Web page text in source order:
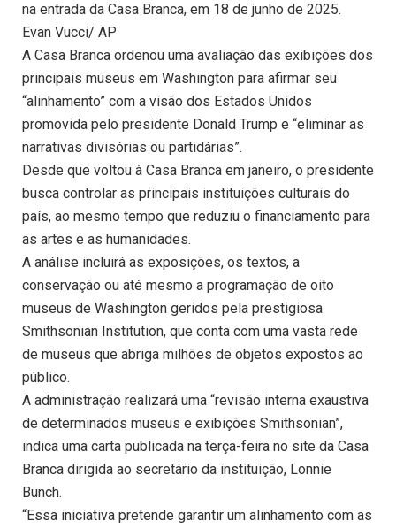
na entrada da Casa Branca, em 18 de junho de 2025.
Evan Vucci/ AP
A Casa Branca ordenou uma avaliação das exibições dos
principais museus em Washington para afirmar seu
“alinhamento” com a visão dos Estados Unidos
promovida pelo presidente Donald Trump e “eliminar as
narrativas divisórias ou partidárias”.
Desde que voltou à Casa Branca em janeiro, o presidente
busca controlar as principais instituições culturais do
país, ao mesmo tempo que reduziu o financiamento para
as artes e as humanidades.
A análise incluirá as exposições, os textos, a
conservação ou até mesmo a programação de oito
museus de Washington geridos pela prestigiosa
Smithsonian Institution, que conta com uma vasta rede
de museus que abriga milhões de objetos expostos ao
público.
A administração realizará uma “revisão interna exaustiva
de determinados museus e exibições Smithsonian”,
indica uma carta publicada na terça-feira no site da Casa
Branca dirigida ao secretário da instituição, Lonnie
Bunch.
“Essa iniciativa pretende garantir um alinhamento com as